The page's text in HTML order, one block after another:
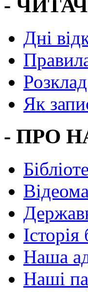
-
Дні
Як
- ПРО
Історія
Наша
Наші